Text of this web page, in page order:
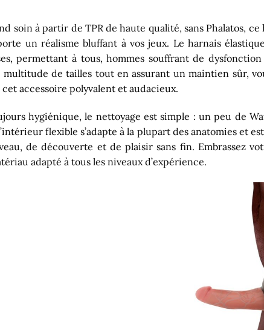
soin à partir de TPR de haute qualité, sans Phalatos,
un réalisme bluffant à vos jeux. Le harnais
permettant à tous, hommes souffrant de
multitude de tailles tout en assurant un maintien sûr,
accessoire polyvalent et audacieux.
hygiénique, le nettoyage est simple : un peu de
flexible s’adapte à la plupart des anatomies
de découverte et de plaisir sans fin. Embrassez
adapté à tous les niveaux d’expérience.